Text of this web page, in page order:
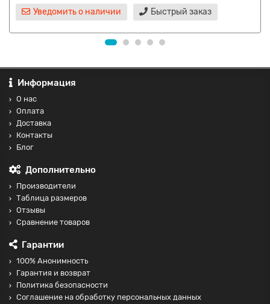
Уведомить о наличии Быстрый заказ
Информация
О нас
Оплата
Доставка
Контакты
Блог
Дополнительно
Производители
Таблица размеров
Отзывы
Сравнение товаров
Гарантии
100% Анонимность
Гарантия и возврат
Политика безопасности
Соглашение на обработку персональных данных